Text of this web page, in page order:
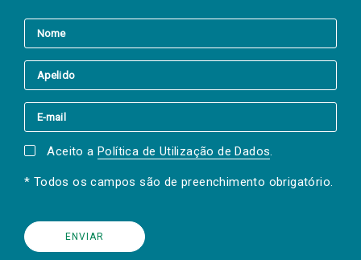
Aceito a Política de Utilização de Dados.
* Todos os campos são de preenchimento obrigatório.